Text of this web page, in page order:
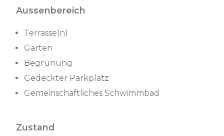
Aussenbereich
Terrasse(n)
Garten
Begrünung
Gedeckter Parkplatz
Gemeinschaftliches Schwimmbad
Zustand